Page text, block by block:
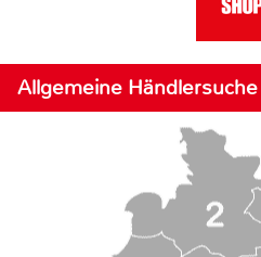
Allgemeine Händlersuche